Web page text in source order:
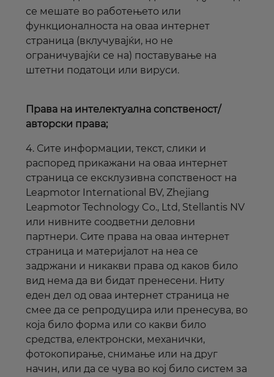
се мешате во работењето или
функционалноста на оваа интернет
страница (вклучувајќи, но не
ограничувајќи се на) поставување на
штетни податоци или вируси.
Права на интелектуална сопственост/
авторски права;
4. Сите информации, текст, слики и
распоред прикажани на оваа интернет
страница се ексклузивна сопственост на
Leapmotor International BV, Zhejiang
Leapmotor Technology Co., Ltd, Stellantis NV
или нивните соодветни деловни
партнери. Сите права на оваа интернет
страница и материјалот на неа се
задржани и никакви права од каков било
вид нема да ви бидат пренесени. Ниту
еден дел од оваа интернет страница не
смее да се репродуцира или пренесува, во
која било форма или со какви било
средства, електронски, механички,
фотокопирање, снимање или на друг
начин, или да се чува во кој било систем за